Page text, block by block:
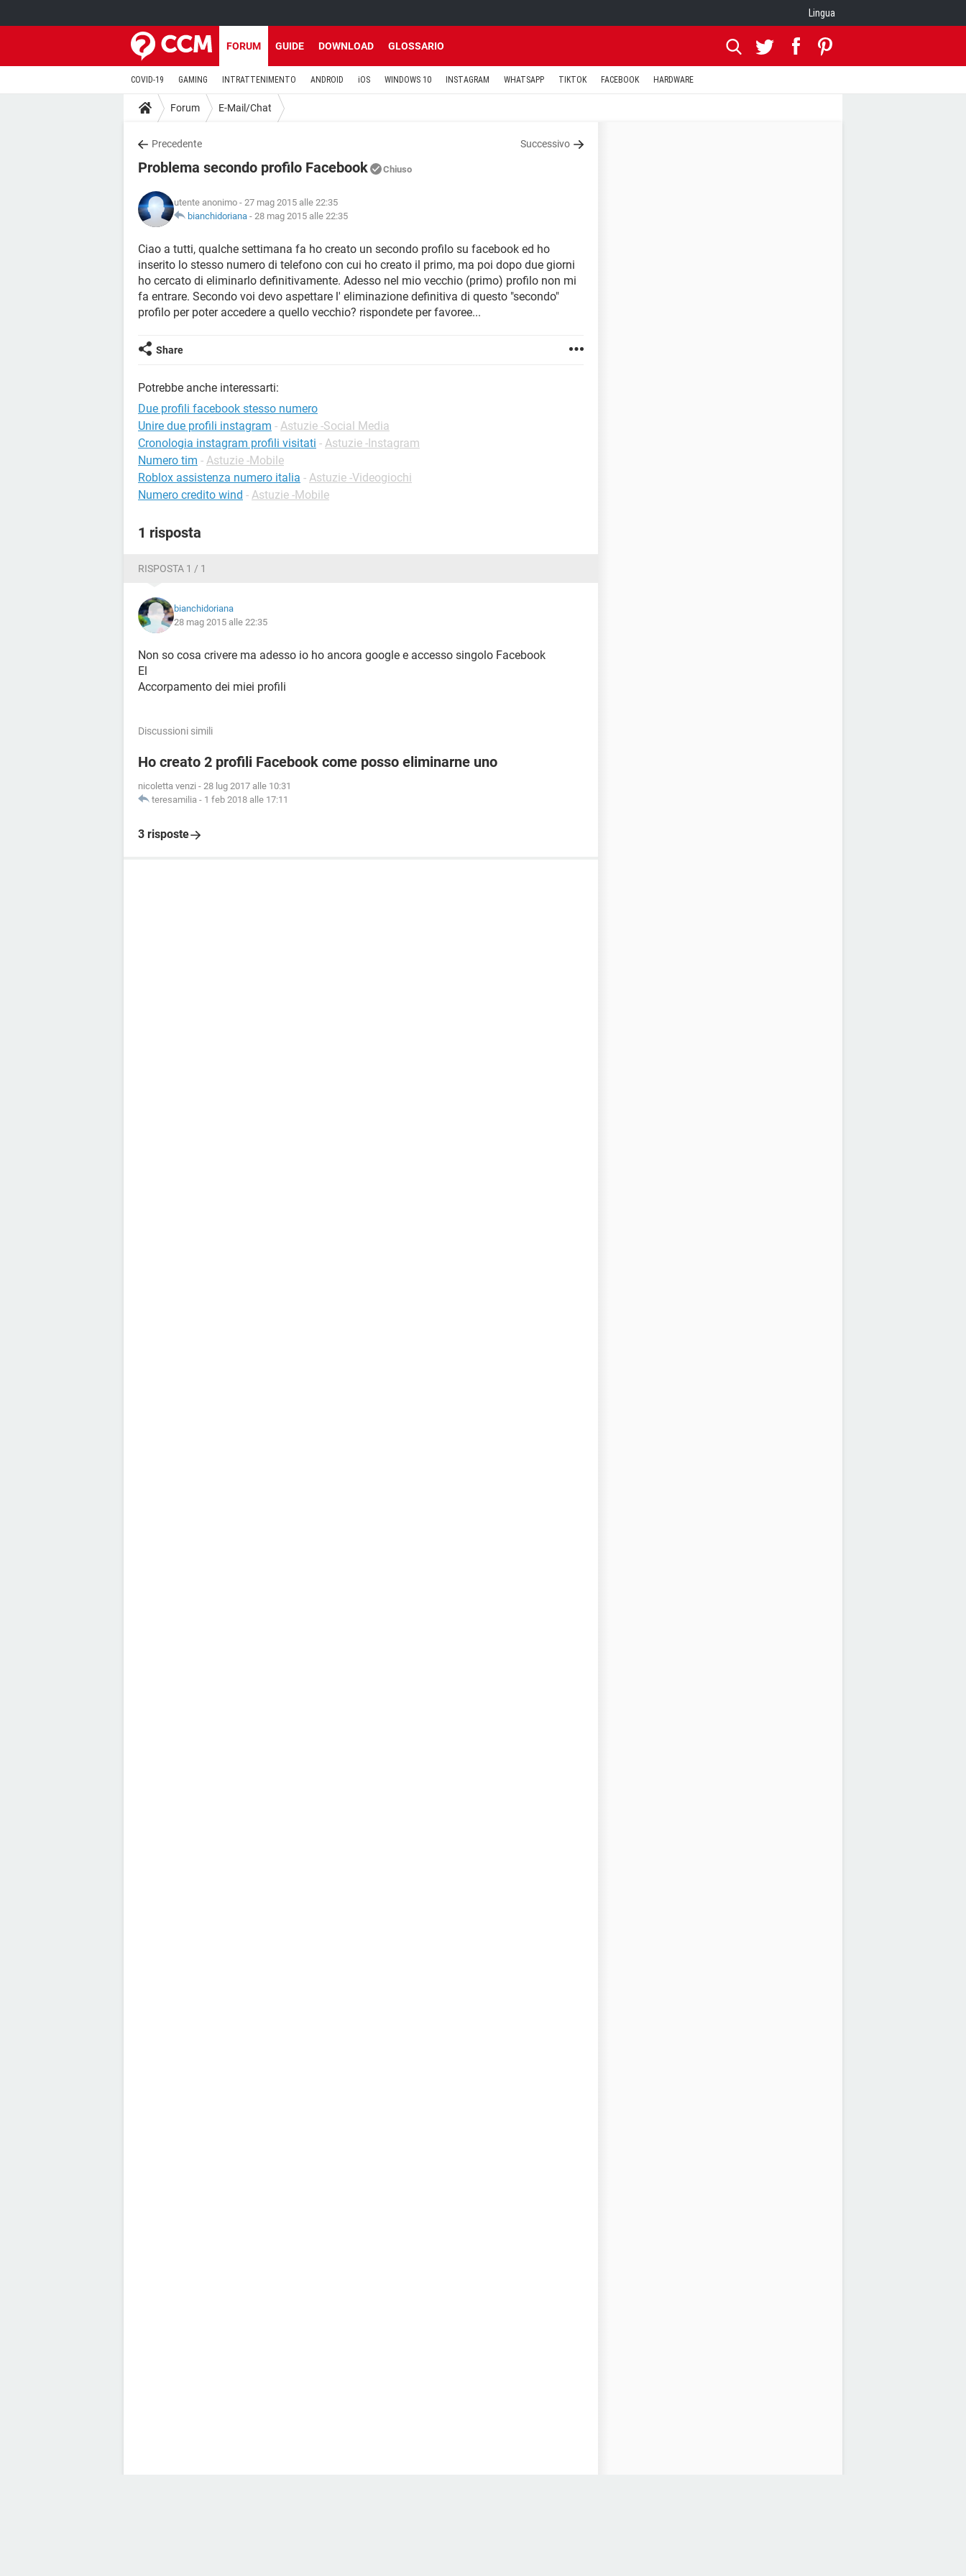
Lingua
FORUM GUIDE DOWNLOAD GLOSSARIO
COVID-19 GAMING INTRATTENIMENTO ANDROID iOS WINDOWS 10 INSTAGRAM WHATSAPP TIKTOK FACEBOOK HARDWARE
Forum E-Mail/Chat
Precedente Successivo
Problema secondo profilo Facebook Chiuso
utente anonimo - 27 mag 2015 alle 22:35
bianchidoriana - 28 mag 2015 alle 22:35
Ciao a tutti, qualche settimana fa ho creato un secondo profilo su facebook ed ho
inserito lo stesso numero di telefono con cui ho creato il primo, ma poi dopo due giorni
ho cercato di eliminarlo definitivamente. Adesso nel mio vecchio (primo) profilo non mi
fa entrare. Secondo voi devo aspettare l' eliminazione definitiva di questo "secondo"
profilo per poter accedere a quello vecchio? rispondete per favoree...
Share
Potrebbe anche interessarti:
Due profili facebook stesso numero
Unire due profili instagram - Astuzie -Social Media
Cronologia instagram profili visitati - Astuzie -Instagram
Numero tim - Astuzie -Mobile
Roblox assistenza numero italia - Astuzie -Videogiochi
Numero credito wind - Astuzie -Mobile
1 risposta
RISPOSTA 1 / 1
bianchidoriana
28 mag 2015 alle 22:35
Non so cosa crivere ma adesso io ho ancora google e accesso singolo Facebook
El
Accorpamento dei miei profili
Discussioni simili
Ho creato 2 profili Facebook come posso eliminarne uno
nicoletta venzi - 28 lug 2017 alle 10:31
teresamilia - 1 feb 2018 alle 17:11
3 risposte